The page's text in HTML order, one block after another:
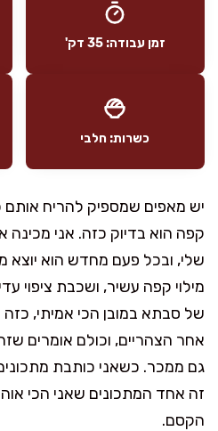
זמן עבודה: 35 דק'
כשרות: חלבי
יש מאפים שמספיק להריח אותם
קפה הוא בדיוק כזה. אני מכינה
שלי, ובכל פעם מחדש הוא יוצא
מילוי קפה עשיר, ושכבת ציפוי
של סבתא במובן הכי אמיתי,
אחר הצהריים, וכולם אומרים
גם ממכר. כשאני כותבת
זה אחד המתכונים שאני הכי
הקסם.